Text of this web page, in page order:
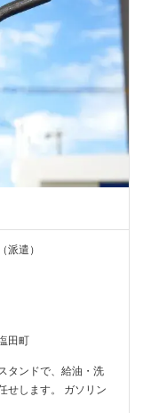
派遣）
田町
タンドで、給油・洗
せします。 ガソリン